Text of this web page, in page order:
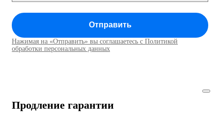
Коммутатор доступа MES1428
Коммутаторы доступа01
Коммутатор доступа MES1428
Отправить
Нажимая на «Отправить» вы соглашаетесь с Политикой
обработки персональных данных
Продление гарантии